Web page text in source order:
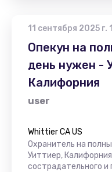
11 сентября 2025 г.
Опекун на
день нужен -
Калифорния
user
Whittier CA US
Охранитель на
Уиттиер,
сострадательного и